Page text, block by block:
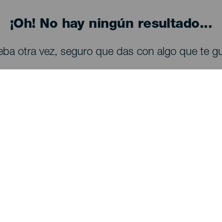
¡Oh! No hay ningún resultado...
otra vez, seguro que das con algo que te